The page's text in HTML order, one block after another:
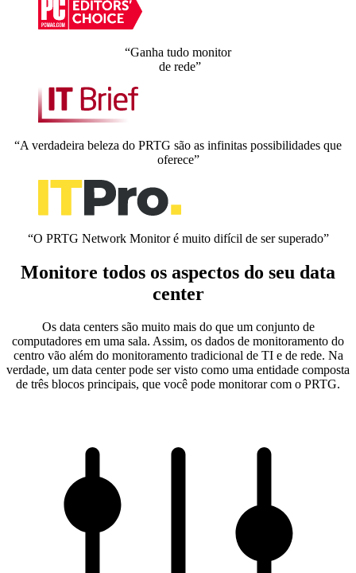
“Ganha tudo monitor
de rede”
“A verdadeira beleza do PRTG são as infinitas possibilidades que
oferece”
“O PRTG Network Monitor é muito difícil de ser superado”
Monitore todos os aspectos do seu data
center
Os data centers são muito mais do que um conjunto de
computadores em uma sala. Assim, os dados de monitoramento do
centro vão além do monitoramento tradicional de TI e de rede. Na
verdade, um data center pode ser visto como uma entidade composta
de três blocos principais, que você pode monitorar com o PRTG.